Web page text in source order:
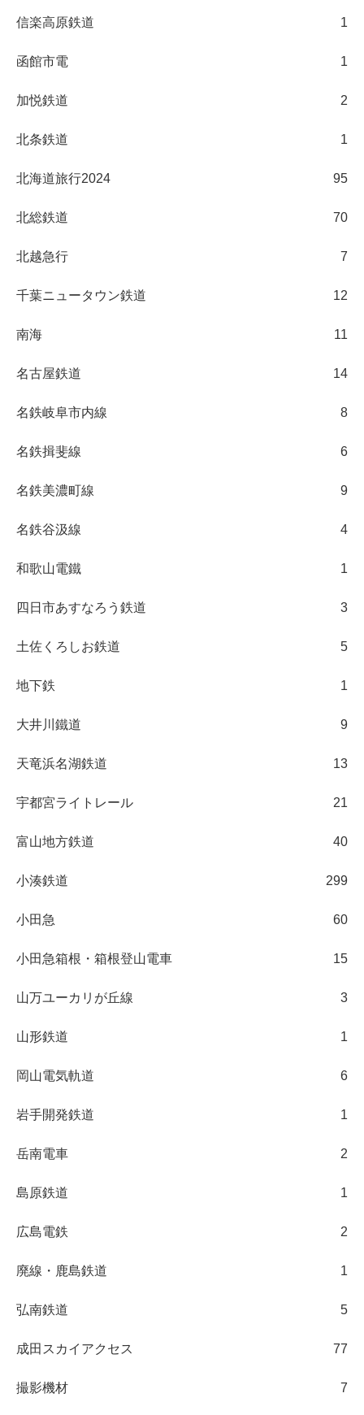
信楽高原鉄道 1
函館市電 1
加悦鉄道 2
北条鉄道 1
北海道旅行2024 95
北総鉄道 70
北越急行 7
千葉ニュータウン鉄道 12
南海 11
名古屋鉄道 14
名鉄岐阜市内線 8
名鉄揖斐線 6
名鉄美濃町線 9
名鉄谷汲線 4
和歌山電鐵 1
四日市あすなろう鉄道 3
土佐くろしお鉄道 5
地下鉄 1
大井川鐵道 9
天竜浜名湖鉄道 13
宇都宮ライトレール 21
富山地方鉄道 40
小湊鉄道 299
小田急 60
小田急箱根・箱根登山電車 15
山万ユーカリが丘線 3
山形鉄道 1
岡山電気軌道 6
岩手開発鉄道 1
岳南電車 2
島原鉄道 1
広島電鉄 2
廃線・鹿島鉄道 1
弘南鉄道 5
成田スカイアクセス 77
撮影機材 7